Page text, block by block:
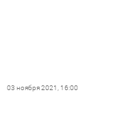
03 ноября 2021, 16:00